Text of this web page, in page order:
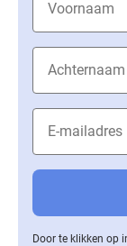
Door te klikken op